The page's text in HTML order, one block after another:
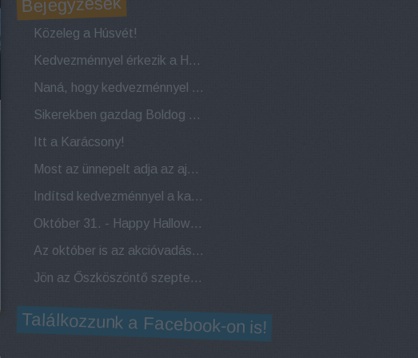
Közeleg a Húsvét!
Kedvezménnyel érkezik a Húsvéti nyuszi!
Naná, hogy kedvezménnyel indítjuk az évet!
Sikerekben gazdag Boldog Új Évet kívánunk!
Itt a Karácsony!
Most az ünnepelt adja az ajándékot! 22 éves a Géniusz Könyváruház!
Indítsd kedvezménnyel a karácsonyi készülődést!
Október 31. - Happy Halloween!
Az október is az akcióvadászattól hangos! Elstartolt az Októberi Géniusz Napok!
Jön az Őszköszöntő szeptemberi Géniusz Napok a miskolci és ózdi Géniusz Könyváruházban!
Találkozzunk a Facebook-on is!